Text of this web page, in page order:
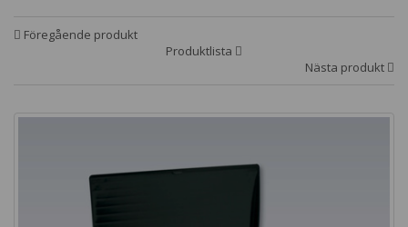
Föregående produkt
Produktlista
Nästa produkt